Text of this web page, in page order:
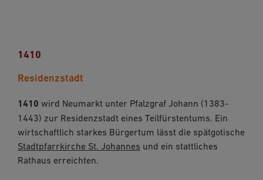
1410
Residenzstadt
1410 wird Neumarkt unter Pfalzgraf Johann (1383-
1443) zur Residenzstadt eines Teilfürstentums. Ein
wirtschaftlich starkes Bürgertum lässt die spätgotische
Stadtpfarrkirche St. Johannes und ein stattliches
Rathaus erreichten.